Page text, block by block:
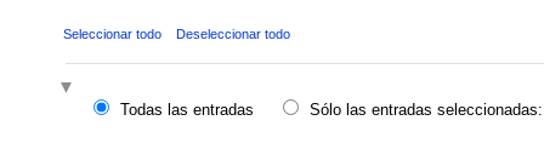
Seleccionar todo Deseleccionar todo
Todas las entradas
Sólo las entradas seleccionadas: